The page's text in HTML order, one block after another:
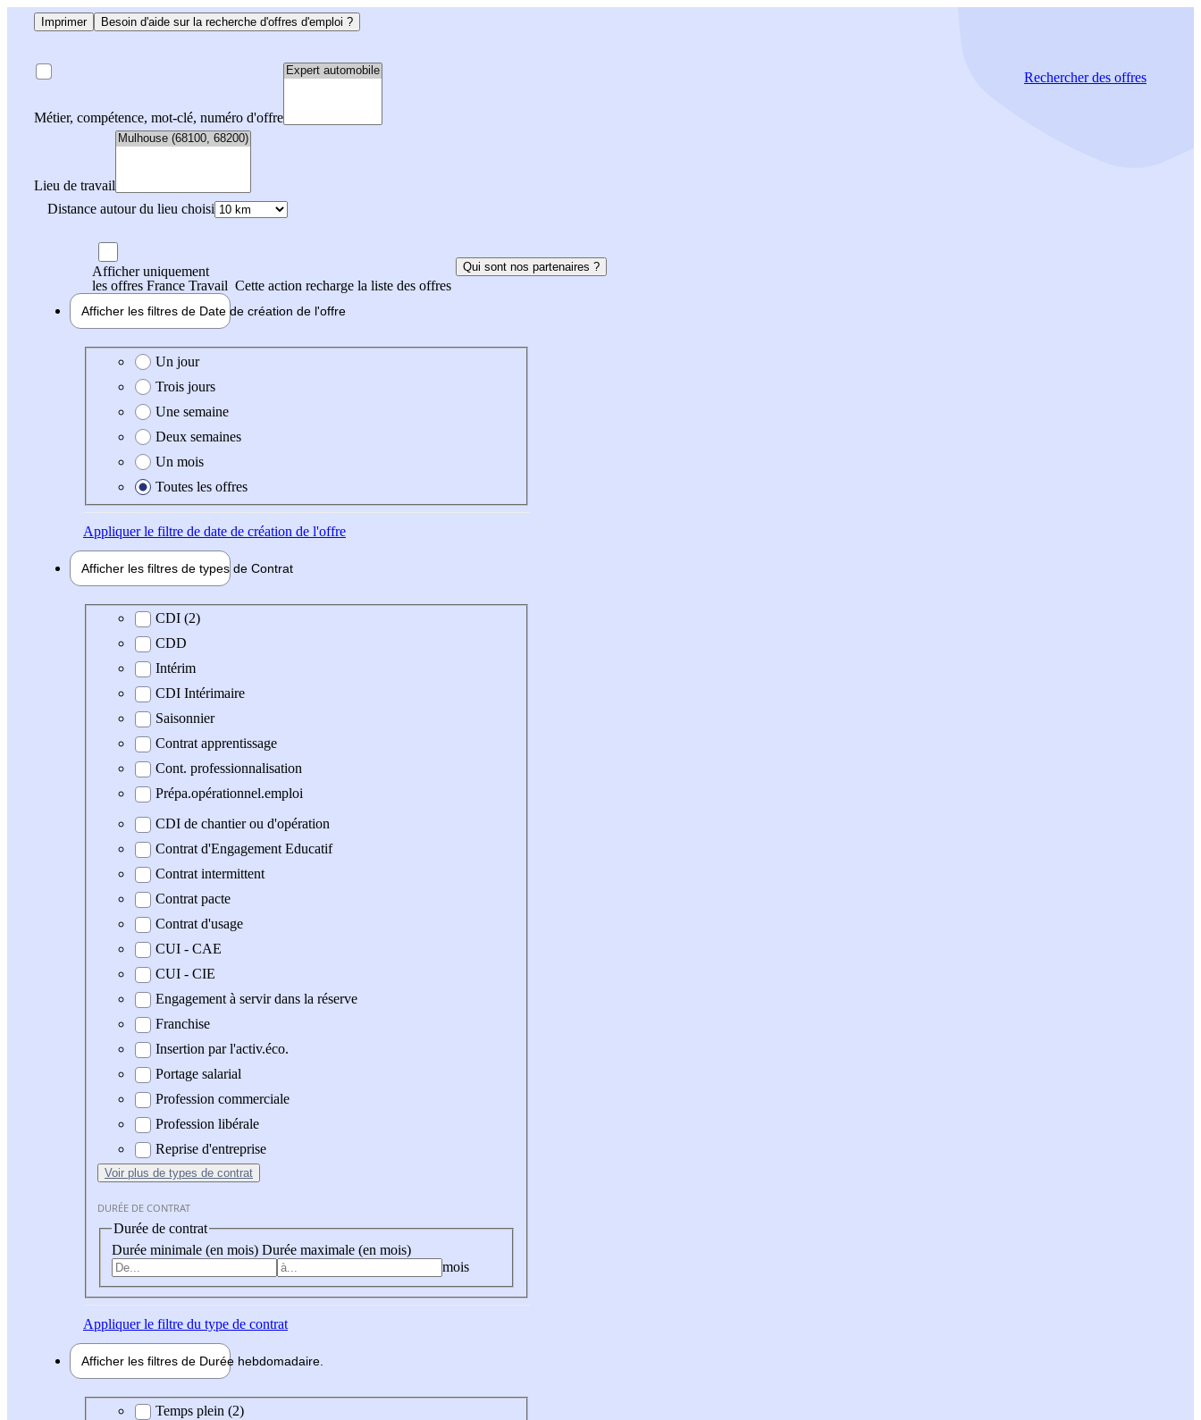
Imprimer Besoin d'aide sur la recherche d'offres d'emploi ?
Métier, compétence, mot-clé, numéro d'offre
Lieu de travail
Distance autour du lieu choisi
Rechercherdes offres
Afficher uniquement
les offres France Travail Cette action recharge la liste des offres
Qui sont nos partenaires ?
Afficher les filtres de Date de création de l'offre
Date de création de l'offre
Un jour
Trois jours
Une semaine
Deux semaines
Un mois
Toutes les offres
Appliquerle filtre de date de création de l'offre
Afficher les filtres de types de Contrat
Type de contrat
CDI (2)
CDD
Intérim
CDI Intérimaire
Saisonnier
Contrat apprentissage
Cont. professionnalisation
Prépa.opérationnel.emploi
CDI de chantier ou d'opération
Contrat d'Engagement Educatif
Contrat intermittent
Contrat pacte
Contrat d'usage
CUI - CAE
CUI - CIE
Engagement à servir dans la réserve
Franchise
Insertion par l'activ.éco.
Portage salarial
Profession commerciale
Profession libérale
Reprise d'entreprise
Voir plus de types de contrat
DURÉE DE CONTRAT
Durée de contrat
Durée minimale (en mois) Durée maximale (en mois)
mois
Appliquerle filtre du type de contrat
Afficher les filtres de Durée hebdomadaire
Durée hebdomadaire
Temps plein (2)